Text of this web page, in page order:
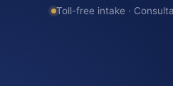
Toll-free intake ·